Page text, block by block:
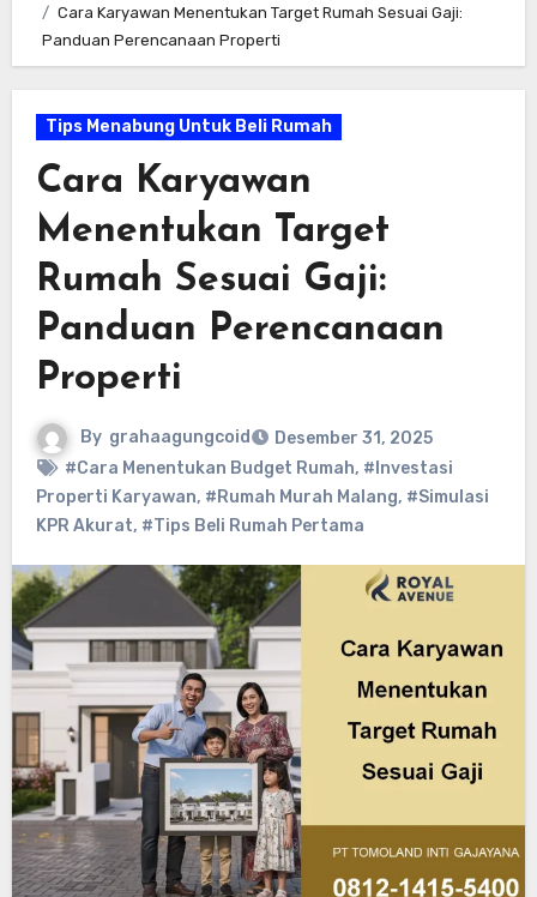
Cara Karyawan Menentukan Target Rumah Sesuai Gaji:
Panduan Perencanaan Properti
Tips Menabung Untuk Beli Rumah
Cara Karyawan
Menentukan Target
Rumah Sesuai Gaji:
Panduan Perencanaan
Properti
By grahaagungcoid
Desember 31, 2025
#Cara Menentukan Budget Rumah, #Investasi
Properti Karyawan, #Rumah Murah Malang, #Simulasi
KPR Akurat, #Tips Beli Rumah Pertama